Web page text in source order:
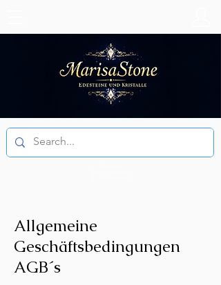
Allgemeine
Geschäftsbedingungen
AGB´s